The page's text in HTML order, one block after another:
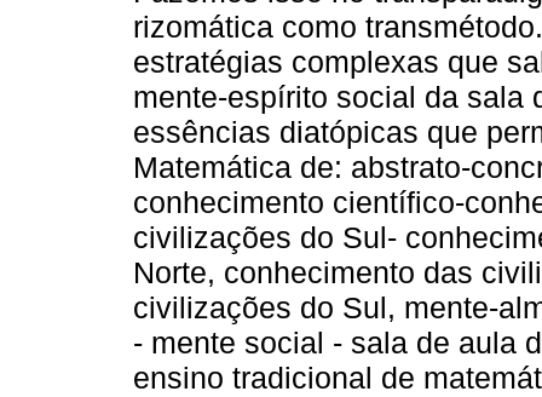
rizomática como
estratégias complexas que
mente-espírito social da sala
essências diatópicas que
Matemática de: abstrato-
conhecimento científico-
civilizações do Sul-
Norte, conhecimento das
civilizações do Sul, mente-
- mente social - sala de aula
ensino tradicional de